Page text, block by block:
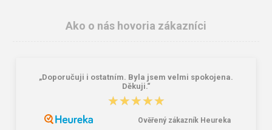
Ako o nás hovoria zákazníci
„Doporučuji i ostatním. Byla jsem velmi spokojena.
Děkuji.“
★★★★★
★★★★★
Ověřený zákazník Heureka